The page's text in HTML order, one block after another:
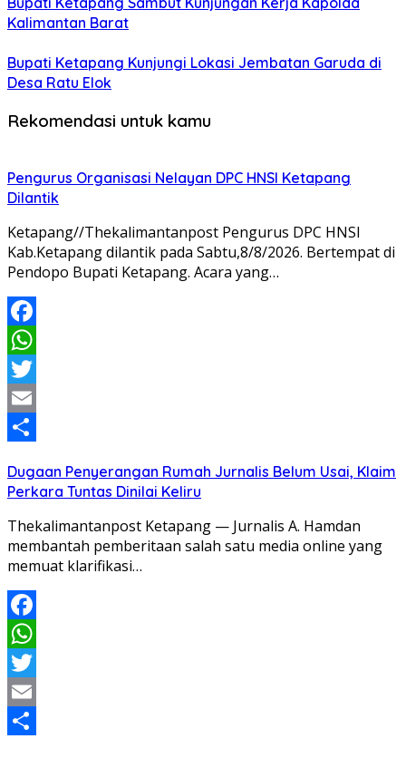
Kalimantan Barat
Bupati Ketapang Kunjungi Lokasi Jembatan Garuda di
Desa Ratu Elok
Rekomendasi untuk kamu
Pengurus Organisasi Nelayan DPC HNSI Ketapang
Dilantik
Ketapang//Thekalimantanpost Pengurus DPC HNSI
Kab.Ketapang dilantik pada Sabtu,8/8/2026. Bertempat di
Pendopo Bupati Ketapang. Acara yang…
Facebook
WhatsApp
Twitter
Email
Dugaan Penyerangan Rumah Jurnalis Belum Usai, Klaim
Perkara Tuntas Dinilai Keliru
Thekalimantanpost Ketapang — Jurnalis A. Hamdan
membantah pemberitaan salah satu media online yang
memuat klarifikasi…
Facebook
WhatsApp
Twitter
Email